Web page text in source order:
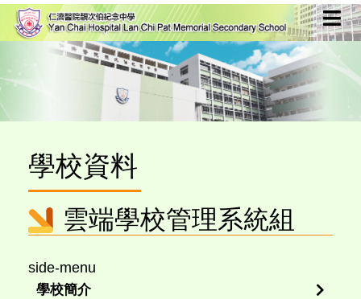
學校資料
雲端學校管理系統組
side-menu
學校簡介